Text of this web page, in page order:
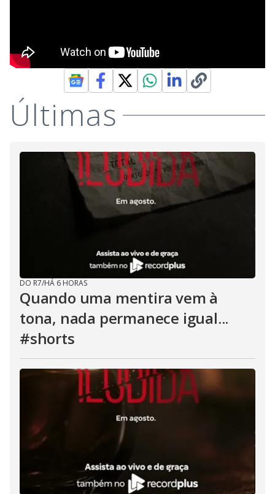
Últimas
DO R7/HÁ 6 HORAS
Quando uma mentira vem à
tona, nada permanece igual...
#shorts